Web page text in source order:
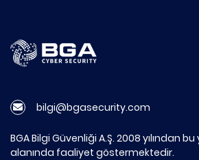
bilgi@bgasecurity.com
BGA Bilgi Güvenliği A.Ş. 2008 yılından
alanında faaliyet göstermektedir.